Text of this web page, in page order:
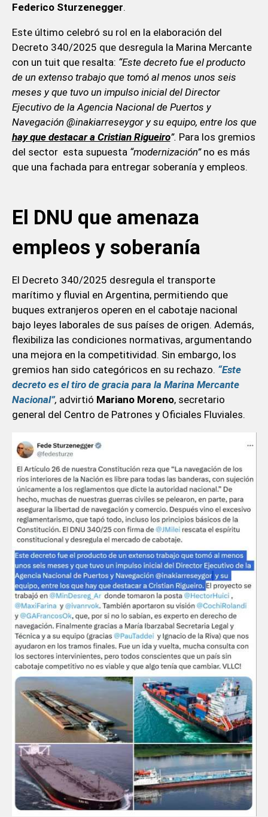
Federico Sturzenegger.
Este último celebró su rol en la elaboración del
Decreto 340/2025 que desregula la Marina Mercante
con un tuit que resalta: “Este decreto fue el producto
de un extenso trabajo que tomó al menos unos seis
meses y que tuvo un impulso inicial del Director
Ejecutivo de la Agencia Nacional de Puertos y
Navegación @inakiarreseygor y su equipo, entre los que
hay que destacar a Cristian Rigueiro”. Para los gremios
del sector esta supuesta “modernización” no es más
que una fachada para entregar soberanía y empleos.
El DNU que amenaza
empleos y soberanía
El Decreto 340/2025 desregula el transporte
marítimo y fluvial en Argentina, permitiendo que
buques extranjeros operen en el cabotaje nacional
bajo leyes laborales de sus países de origen. Además,
flexibiliza las condiciones normativas, argumentando
una mejora en la competitividad. Sin embargo, los
gremios han sido categóricos en su rechazo. “Este
decreto es el tiro de gracia para la Marina Mercante
Nacional”, advirtió Mariano Moreno, secretario
general del Centro de Patrones y Oficiales Fluviales.